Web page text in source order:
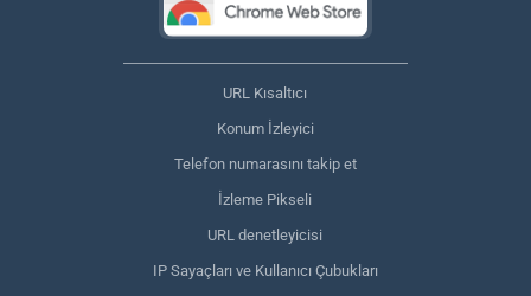
URL Kısaltıcı
Konum İzleyici
Telefon numarasını takip et
İzleme Pikseli
URL denetleyicisi
IP Sayaçları ve Kullanıcı Çubukları